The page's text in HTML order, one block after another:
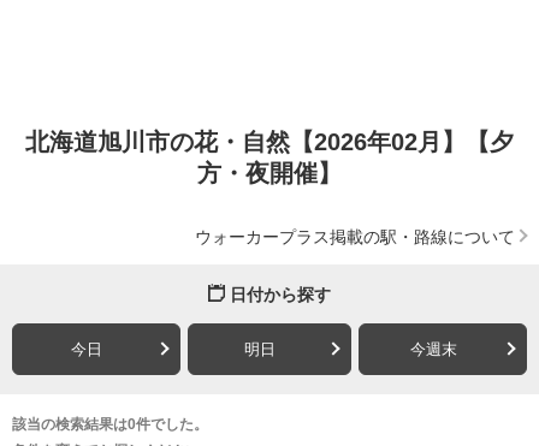
北海道旭川市の花・自然【2026年02月】【夕
方・夜開催】
ウォーカープラス掲載の駅・路線について
日付から探す
今日 明日 今週末
該当の検索結果は0件でした。